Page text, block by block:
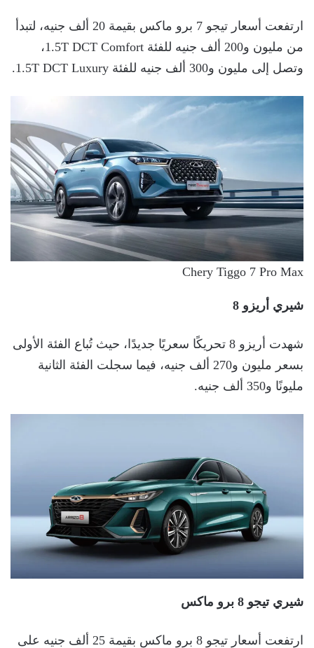
ارتفعت أسعار تيجو 7 برو ماكس بقيمة 20 ألف جنيه، لتبدأ
من مليون و200 ألف جنيه للفئة 1.5T DCT Comfort،
وتصل إلى مليون و300 ألف جنيه للفئة 1.5T DCT Luxury.
Chery Tiggo 7 Pro Max
شيري أريزو 8
شهدت أريزو 8 تحريكًا سعريًا جديدًا، حيث تُباع الفئة الأولى
بسعر مليون و270 ألف جنيه، فيما سجلت الفئة الثانية
مليونًا و350 ألف جنيه.
شيري تيجو 8 برو ماكس
ارتفعت أسعار تيجو 8 برو ماكس بقيمة 25 ألف جنيه على